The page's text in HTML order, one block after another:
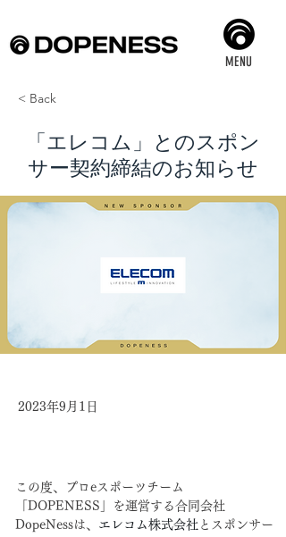
MENU
< Back
「エレコム」とのスポン
サー契約締結のお知らせ
2023年9月1日
この度、プロeスポーツチーム
「DOPENESS」を運営する合同会社
DopeNessは、 エレコム株式会社 とスポンサー